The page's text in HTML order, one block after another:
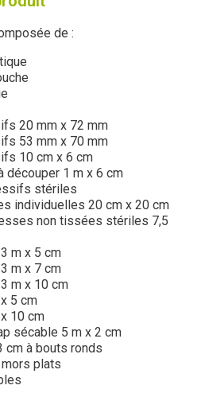
de :
20 mm x 72 mm
53 mm x 70 mm
10 cm x 6 cm
découper 1 m x 6 cm
stériles
individuelles 20 cm x 20 cm
non tissées stériles 7,5
m x 5 cm
m x 7 cm
m x 10 cm
5 cm
10 cm
sécable 5 m x 2 cm
cm à bouts ronds
plats